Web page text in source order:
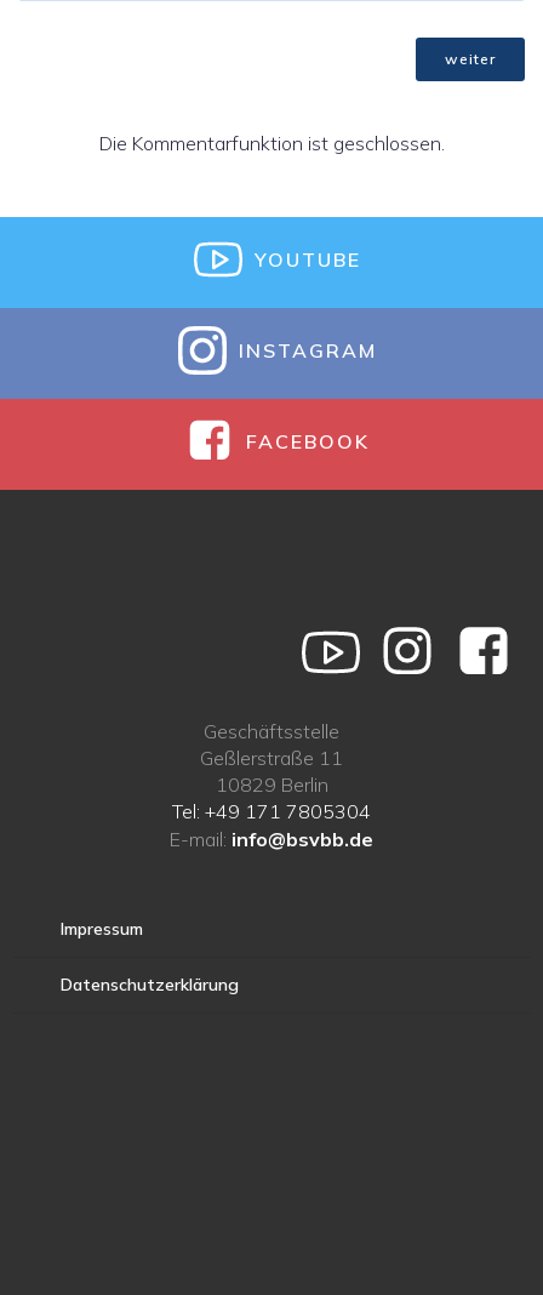
weiter
Die Kommentarfunktion ist geschlossen.
YOUTUBE
INSTAGRAM
FACEBOOK
Geschäftsstelle
Geßlerstraße 11
10829 Berlin
Tel: +49 171 7805304
E-mail: info@bsvbb.de
Impressum
Datenschutzerklärung